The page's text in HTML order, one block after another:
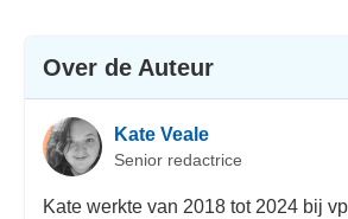
Over de Auteur
Kate Veale
Senior redactrice
Kate werkte van 2018 tot 2024 bij